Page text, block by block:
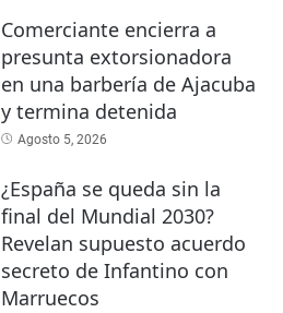
Comerciante encierra a
presunta extorsionadora
en una barbería de Ajacuba
y termina detenida
Agosto 5, 2026
¿España se queda sin la
final del Mundial 2030?
Revelan supuesto acuerdo
secreto de Infantino con
Marruecos